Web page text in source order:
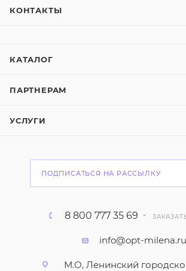
КОНТАКТЫ
КАТАЛОГ
ПАРТНЕРАМ
УСЛУГИ
ПОДПИСАТЬСЯ НА РАССЫЛКУ
8 800 777 35 69
info@opt-milena.ru
М.О, Ленинский